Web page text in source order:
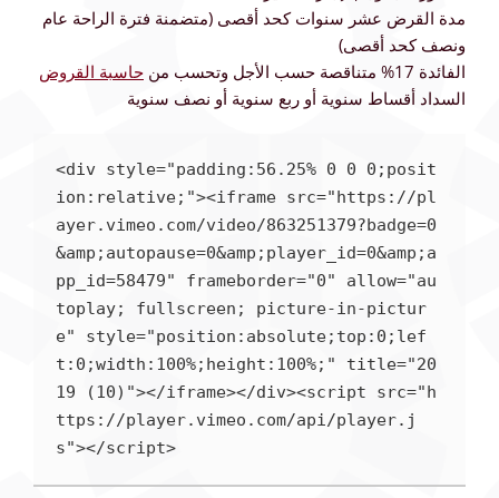
مدة القرض عشر سنوات كحد أقصى (متضمنة فترة الراحة عام
ونصف كحد أقصى)
الفائدة 17% متناقصة حسب الأجل وتحسب من
حاسبة القروض
السداد أقساط سنوية أو ربع سنوية أو نصف سنوية
<div style="padding:56.25% 0 0 0;posit
ion:relative;"><iframe src="https://pl
ayer.vimeo.com/video/863251379?badge=0
&amp;autopause=0&amp;player_id=0&amp;a
pp_id=58479" frameborder="0" allow="au
toplay; fullscreen; picture-in-pictur
e" style="position:absolute;top:0;lef
t:0;width:100%;height:100%;" title="20
19 (10)"></iframe></div><script src="h
ttps://player.vimeo.com/api/player.j
s"></script>